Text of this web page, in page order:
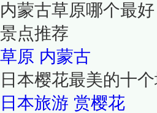
内蒙古草原哪个最
景点推荐
草原 内蒙古
日本樱花最美的十
日本旅游 赏樱花